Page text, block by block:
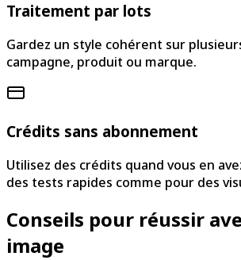
Traitement par lots
Gardez un style cohérent sur
campagne, produit ou marque.
Crédits sans abonnement
Utilisez des crédits quand vous en
des tests rapides comme pour des
Conseils pour réussir
image